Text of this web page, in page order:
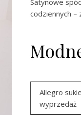
Satynowe
codziennych –
Allegro
wyprzedaż